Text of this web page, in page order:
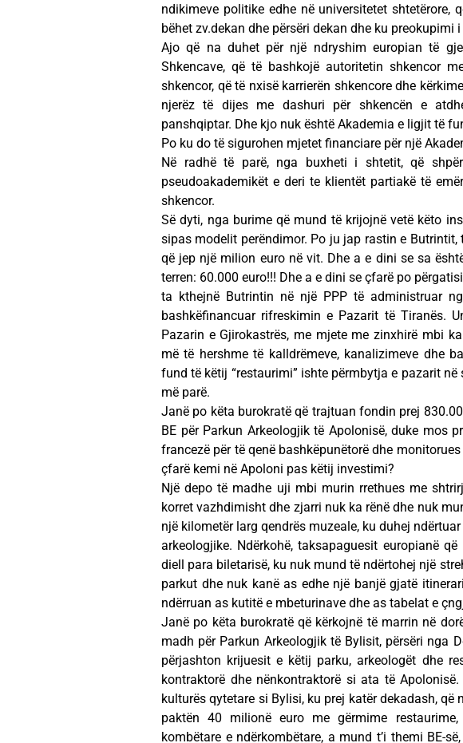
ndikimeve politike edhe në universitetet
bëhet zv.dekan dhe përsëri dekan dhe ku
Ajo që na duhet për një ndryshim europian të
Shkencave, që të bashkojë autoritetin shkencor
shkencor, që të nxisë karrierën shkencore dhe
njerëz të dijes me dashuri për shkencën e
panshqiptar. Dhe kjo nuk është Akademia e ligjit të
Po ku do të sigurohen mjetet financiare për një
Në radhë të parë, nga buxheti i shtetit, që
pseudoakademikët e deri te klientët partiakë të
shkencor.
Së dyti, nga burime që mund të krijojnë vetë këto
sipas modelit perëndimor. Po ju jap rastin e
që jep një milion euro në vit. Dhe a e dini se sa
terren: 60.000 euro!!! Dhe a e dini se çfarë po
ta kthejnë Butrintin në një PPP të administruar
bashkëfinancuar rifreskimin e Pazarit të Tiranës.
Pazarin e Gjirokastrës, me mjete me zinxhirë mbi
më të hershme të kalldrëmeve, kanalizimeve dhe
fund të këtij “restaurimi” ishte përmbytja e pazarit
më parë.
Janë po këta burokratë që trajtuan fondin prej
BE për Parkun Arkeologjik të Apolonisë, duke mos
francezë për të qenë bashkëpunëtorë dhe
çfarë kemi në Apoloni pas këtij investimi?
Një depo të madhe uji mbi murin rrethues me
korret vazhdimisht dhe zjarri nuk ka rënë dhe nuk
një kilometër larg qendrës muzeale, ku duhej
arkeologjike. Ndërkohë, taksapaguesit europianë
diell para biletarisë, ku nuk mund të ndërtohej një
parkut dhe nuk kanë as edhe një banjë gjatë
ndërruan as kutitë e mbeturinave dhe as tabelat e
Janë po këta burokratë që kërkojnë të marrin në
madh për Parkun Arkeologjik të Bylisit, përsëri nga
përjashton krijuesit e këtij parku, arkeologët dhe
kontraktorë dhe nënkontraktorë si ata të
kulturës qytetare si Bylisi, ku prej katër dekadash,
paktën 40 milionë euro me gërmime
kombëtare e ndërkombëtare, a mund t’i themi BE-